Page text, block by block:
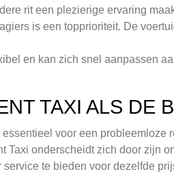
rit een plezierige ervaring
is een topprioriteit. De
en kan zich snel aanpassen
TAXI ALS DE
voor een probleemloze
Taxi onderscheidt zich door zijn
te bieden voor dezelfde